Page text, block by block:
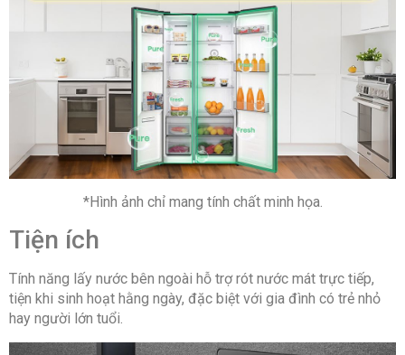
*Hình ảnh chỉ mang tính chất minh họa.
Tiện ích
Tính năng lấy nước bên ngoài hỗ trợ rót nước mát trực tiếp,
tiện khi sinh hoạt hằng ngày, đặc biệt với gia đình có trẻ nhỏ
hay người lớn tuổi.